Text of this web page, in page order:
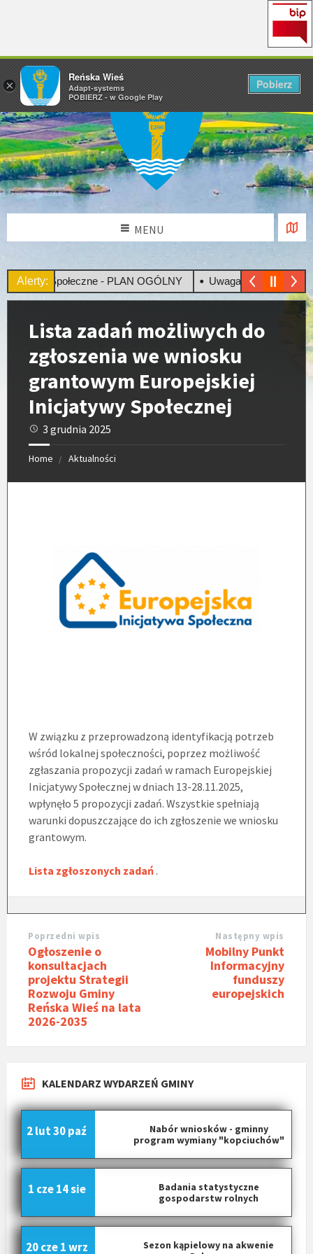
×
Reńska Wieś
Adapt-systems
POBIERZ - w Google Play
Pobierz
MENU
Alerty:Społeczne - PLAN OGÓLNY Uwaga! Upały
Lista zadań możliwych do
zgłoszenia we wniosku
grantowym Europejskiej
Inicjatywy Społecznej
3 grudnia 2025
Home Aktualności
W związku z przeprowadzoną identyfikacją potrzeb
wśród lokalnej społeczności, poprzez możliwość
zgłaszania propozycji zadań w ramach Europejskiej
Inicjatywy Społecznej w dniach 13-28.11.2025,
wpłynęło 5 propozycji zadań. Wszystkie spełniają
warunki dopuszczające do ich zgłoszenie we wniosku
grantowym.
Lista zgłoszonych zadań .
Poprzedni wpis
Ogłoszenie o
konsultacjach
projektu Strategii
Rozwoju Gminy
Reńska Wieś na lata
2026-2035
Następny wpis
Mobilny Punkt
Informacyjny
funduszy
europejskich
KALENDARZ WYDARZEŃ GMINY
Nabór wniosków - gminny
program wymiany "kopciuchów"
2 lut30 paź
Badania statystyczne
gospodarstw rolnych
1 cze 14 sie
Sezon kąpielowy na akwenie
20 cze 1 wrz